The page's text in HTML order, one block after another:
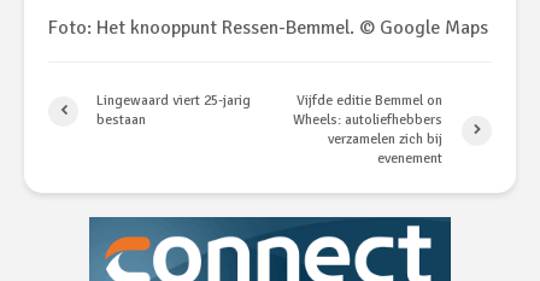
Foto: Het knooppunt Ressen-Bemmel. © Google Maps
Lingewaard viert 25-jarig
bestaan
Vijfde editie Bemmel on
Wheels: autoliefhebbers
verzamelen zich bij
evenement